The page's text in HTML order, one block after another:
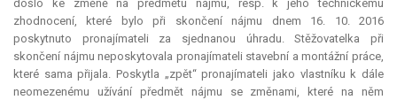
došlo ke změně na předmětu nájmu, resp. k jeho technickému
zhodnocení, které bylo při skončení nájmu dnem 16. 10. 2016
poskytnuto pronajímateli za sjednanou úhradu. Stěžovatelka při
skončení nájmu neposkytovala pronajímateli stavební a montážní práce,
které sama přijala. Poskytla „zpět“ pronajímateli jako vlastníku k dále
neomezenému užívání předmět nájmu se změnami, které na něm